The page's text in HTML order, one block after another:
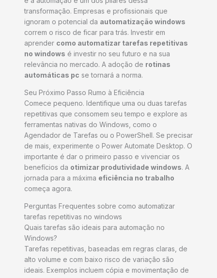
transformação. Empresas e profissionais que
ignoram o potencial da automatização windows
correm o risco de ficar para trás. Investir em
aprender como automatizar tarefas repetitivas
no windows é investir no seu futuro e na sua
relevância no mercado. A adoção de rotinas
automáticas pc se tornará a norma.
Seu Próximo Passo Rumo à Eficiência
Comece pequeno. Identifique uma ou duas tarefas
repetitivas que consomem seu tempo e explore as
ferramentas nativas do Windows, como o
Agendador de Tarefas ou o PowerShell. Se precisar
de mais, experimente o Power Automate Desktop. O
importante é dar o primeiro passo e vivenciar os
benefícios da otimizar produtividade windows. A
jornada para a máxima eficiência no trabalho
começa agora.
Perguntas Frequentes sobre como automatizar
tarefas repetitivas no windows
Quais tarefas são ideais para automação no
Windows?
Tarefas repetitivas, baseadas em regras claras, de
alto volume e com baixo risco de variação são
ideais. Exemplos incluem cópia e movimentação de